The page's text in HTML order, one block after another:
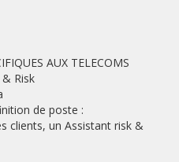
AUX TELECOMS
Risk
de poste :
clients, un Assistant risk &